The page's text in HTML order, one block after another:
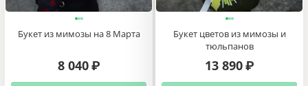
Букет из мимозы на 8 Марта
8 040 ₽
Букет цветов из мимозы и
тюльпанов
13 890 ₽